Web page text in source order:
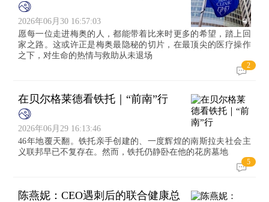
2026年06月30 16:57:03
愿每一位走进梅奥的人，都能带着比来时更多的希望，踏上回
家之路。这或许正是梅奥最隐秘的切片，在最顶尖的医疗操作
之下，对生命的热情与救助从未退场
2
在贝尔格莱德看铁托｜“前南”行
2026年06月29 16:13:46
46年地覆天翻。铁托亲手创建的、一度辉煌的南斯拉夫社会主
义联邦早已不复存在。然而，铁托仍静卧在他的花房墓地
5
陈燕妮：CEO遇刺后的联合健康总